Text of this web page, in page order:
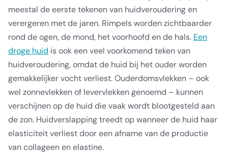
meestal de eerste tekenen van huidveroudering en
verergeren met de jaren. Rimpels worden zichtbaarder
rond de ogen, de mond, het voorhoofd en de hals. Een
droge huid is ook een veel voorkomend teken van
huidveroudering, omdat de huid bij het ouder worden
gemakkelijker vocht verliest. Ouderdomsvlekken – ook
wel zonnevlekken of levervlekken genoemd – kunnen
verschijnen op de huid die vaak wordt blootgesteld aan
de zon. Huidverslapping treedt op wanneer de huid haar
elasticiteit verliest door een afname van de productie
van collageen en elastine.